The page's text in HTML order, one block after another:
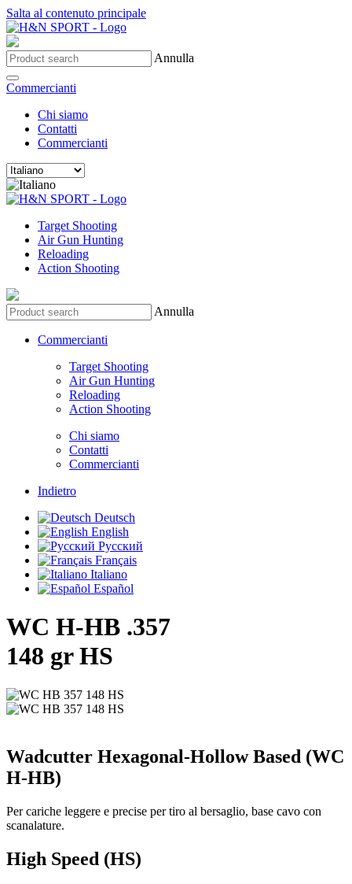
Salta al contenuto principale
Annulla
Commercianti
Chi siamo
Contatti
Commercianti
Target Shooting
Air Gun Hunting
Reloading
Action Shooting
Annulla
Commercianti
Target Shooting
Air Gun Hunting
Reloading
Action Shooting
Chi siamo
Contatti
Commercianti
Indietro
Deutsch
English
Русский
Français
Italiano
Español
WC H-HB .357
148 gr HS
Wadcutter Hexagonal-Hollow Based (WC
H-HB)
Per cariche leggere e precise per tiro al bersaglio, base cavo con
scanalature.
High Speed (HS)